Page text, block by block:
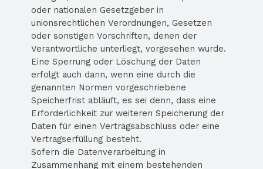
oder nationalen Gesetzgeber in
unionsrechtlichen Verordnungen, Gesetzen
oder sonstigen Vorschriften, denen der
Verantwortliche unterliegt, vorgesehen wurde.
Eine Sperrung oder Löschung der Daten
erfolgt auch dann, wenn eine durch die
genannten Normen vorgeschriebene
Speicherfrist abläuft, es sei denn, dass eine
Erforderlichkeit zur weiteren Speicherung der
Daten für einen Vertragsabschluss oder eine
Vertragserfüllung besteht.
Sofern die Datenverarbeitung in
Zusammenhang mit einem bestehenden